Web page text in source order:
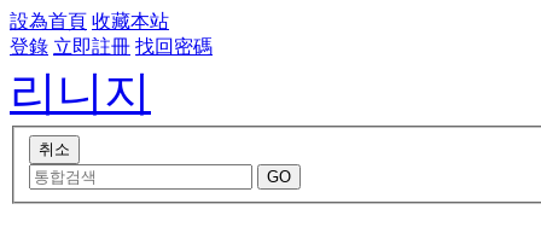
設為首頁 收藏本站
登錄 立即註冊 找回密碼
리니지